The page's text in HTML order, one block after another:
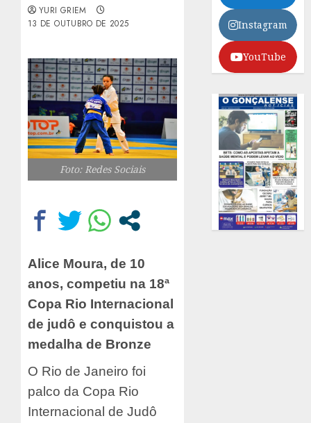
YURI GRIEM
13 DE OUTUBRO DE 2025
Foto: Redes Sociais
Alice Moura, de 10
anos, competiu na 18ª
Copa Rio Internacional
de judô e conquistou a
medalha de Bronze
O Rio de Janeiro foi
palco da Copa Rio
Internacional de Judô
Instagram
YouTube